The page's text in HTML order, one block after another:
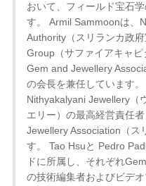
おいて、フィールド宝石
す。 Armil Sammoonは、
Authority（スリランカ政
Group（サファイアキャ
Gem and Jewellery
の会長を兼任しています
Nithyakalyani Jewellery（
エリー）の最高経営責任
Jewellery Association（ス
す。 Tao Hsuと Pedro
ドに所属し、それぞれ
の技術編集者およびビデ